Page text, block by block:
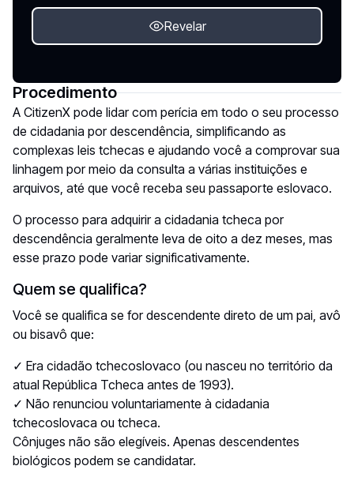
Revelar
Procedimento
A CitizenX pode lidar com perícia em todo o seu processo
de cidadania por descendência, simplificando as
complexas leis tchecas e ajudando você a comprovar sua
linhagem por meio da consulta a várias instituições e
arquivos, até que você receba seu passaporte eslovaco.
O processo para adquirir a cidadania tcheca por
descendência geralmente leva de oito a dez meses, mas
esse prazo pode variar significativamente.
Quem se qualifica?
Você se qualifica se for descendente direto de um pai, avô
ou bisavô que:
✓ Era cidadão tchecoslovaco (ou nasceu no território da
atual República Tcheca antes de 1993).
✓ Não renunciou voluntariamente à cidadania
tchecoslovaca ou tcheca.
Cônjuges não são elegíveis. Apenas descendentes
biológicos podem se candidatar.